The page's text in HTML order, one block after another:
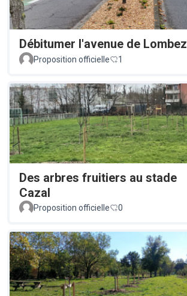
Débitumer l'avenue de Lombez
Proposition officielle
1
Des arbres fruitiers au stade
Cazal
Proposition officielle 0